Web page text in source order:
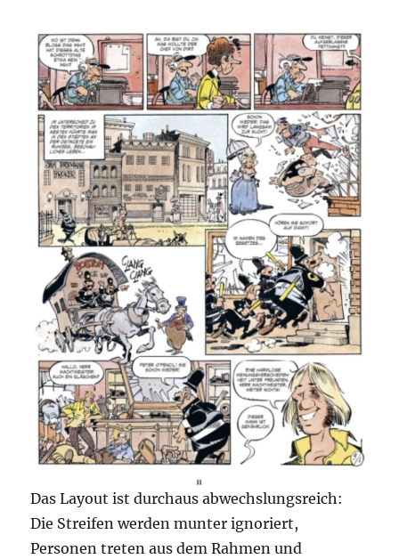
Das Layout ist durchaus abwechslungsreich:
Die Streifen werden munter ignoriert,
Personen treten aus dem Rahmen und